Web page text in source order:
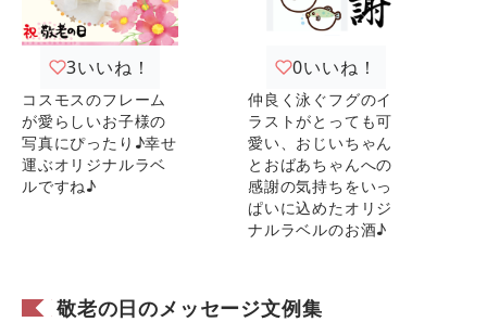
3いいね！
コスモスのフレーム
が愛らしいお子様の
写真にぴったり♪幸せ
運ぶオリジナルラベ
ルですね♪
0いいね！
仲良く泳ぐフグのイ
ラストがとっても可
愛い、おじいちゃん
とおばあちゃんへの
感謝の気持ちをいっ
ぱいに込めたオリジ
ナルラベルのお酒♪
敬老の日のメッセージ文例集